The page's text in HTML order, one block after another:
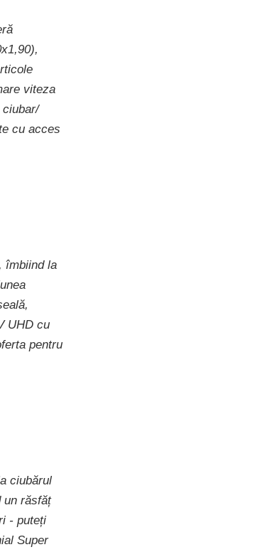
viteza
ciubar/
cu acces
îmbiind la
UHD cu
pentru
ciubărul
un răsfăț
- puteți
Super